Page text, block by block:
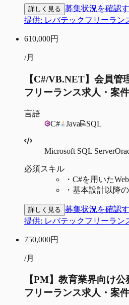
詳しく見る 募集状況を確認
提供: レバテックフリーラン
610,000円
/月
【C#/VB.NET】会員管
フリーランス求人・案件
言語
C#
Java SQL
Microsoft SQL Server
必須スキル
・ C#を用いた
・ 基本設計以降
詳しく見る 募集状況を確認
提供: レバテックフリーラン
750,000円
/月
【PM】教育業界向け
フリーランス求人・案件